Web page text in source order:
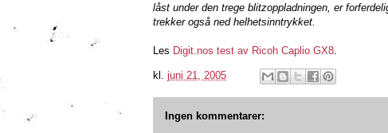
låst under den trege blitzoppladningen, er
trekker også ned helhetsinntrykket.
Les Digit.nos test av Ricoh Caplio GX8.
kl. juni 21, 2005
Ingen kommentarer: